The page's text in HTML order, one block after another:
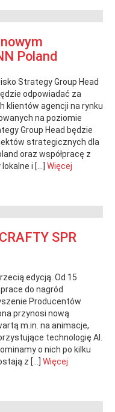
Poland
Strategy Group Head
odpowiadać za
klientów agencji na rynku
na poziomie
Group Head będzie
strategicznych dla
oraz współpracę z
i […] Więcej
SPR
edycją. Od 15
do nagród
Producentów
przynosi nową
m.in. na animacje,
technologię AI.
o nich po kilku
z […] Więcej